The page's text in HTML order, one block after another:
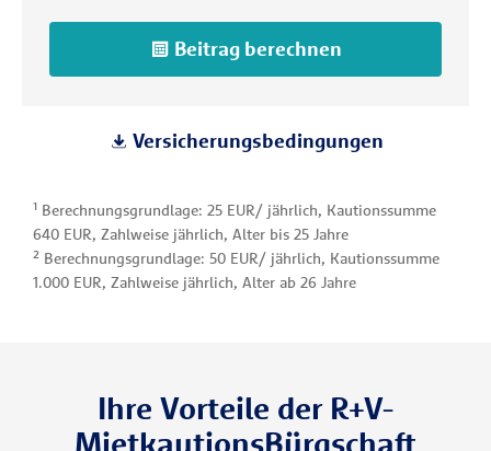
Beitrag berechnen
Versicherungsbedingungen
¹ Berechnungsgrundlage: 25 EUR/ jährlich, Kautionssumme
640 EUR, Zahlweise jährlich, Alter bis 25 Jahre
² Berechnungsgrundlage: 50 EUR/ jährlich, Kautionssumme
1.000 EUR, Zahlweise jährlich, Alter ab 26 Jahre
Ihre Vorteile der R+V-
MietkautionsBürgschaft